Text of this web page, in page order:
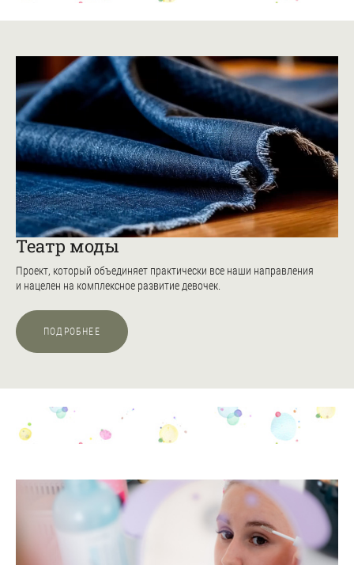
Театр моды
Проект, который объединяет практически все наши направления
и нацелен на комплексное развитие девочек.
ПОДРОБНЕЕ